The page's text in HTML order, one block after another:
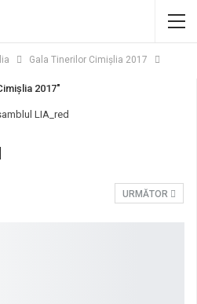
Gala Tinerilor Cimișlia 2017
2017"
URMĂTOR